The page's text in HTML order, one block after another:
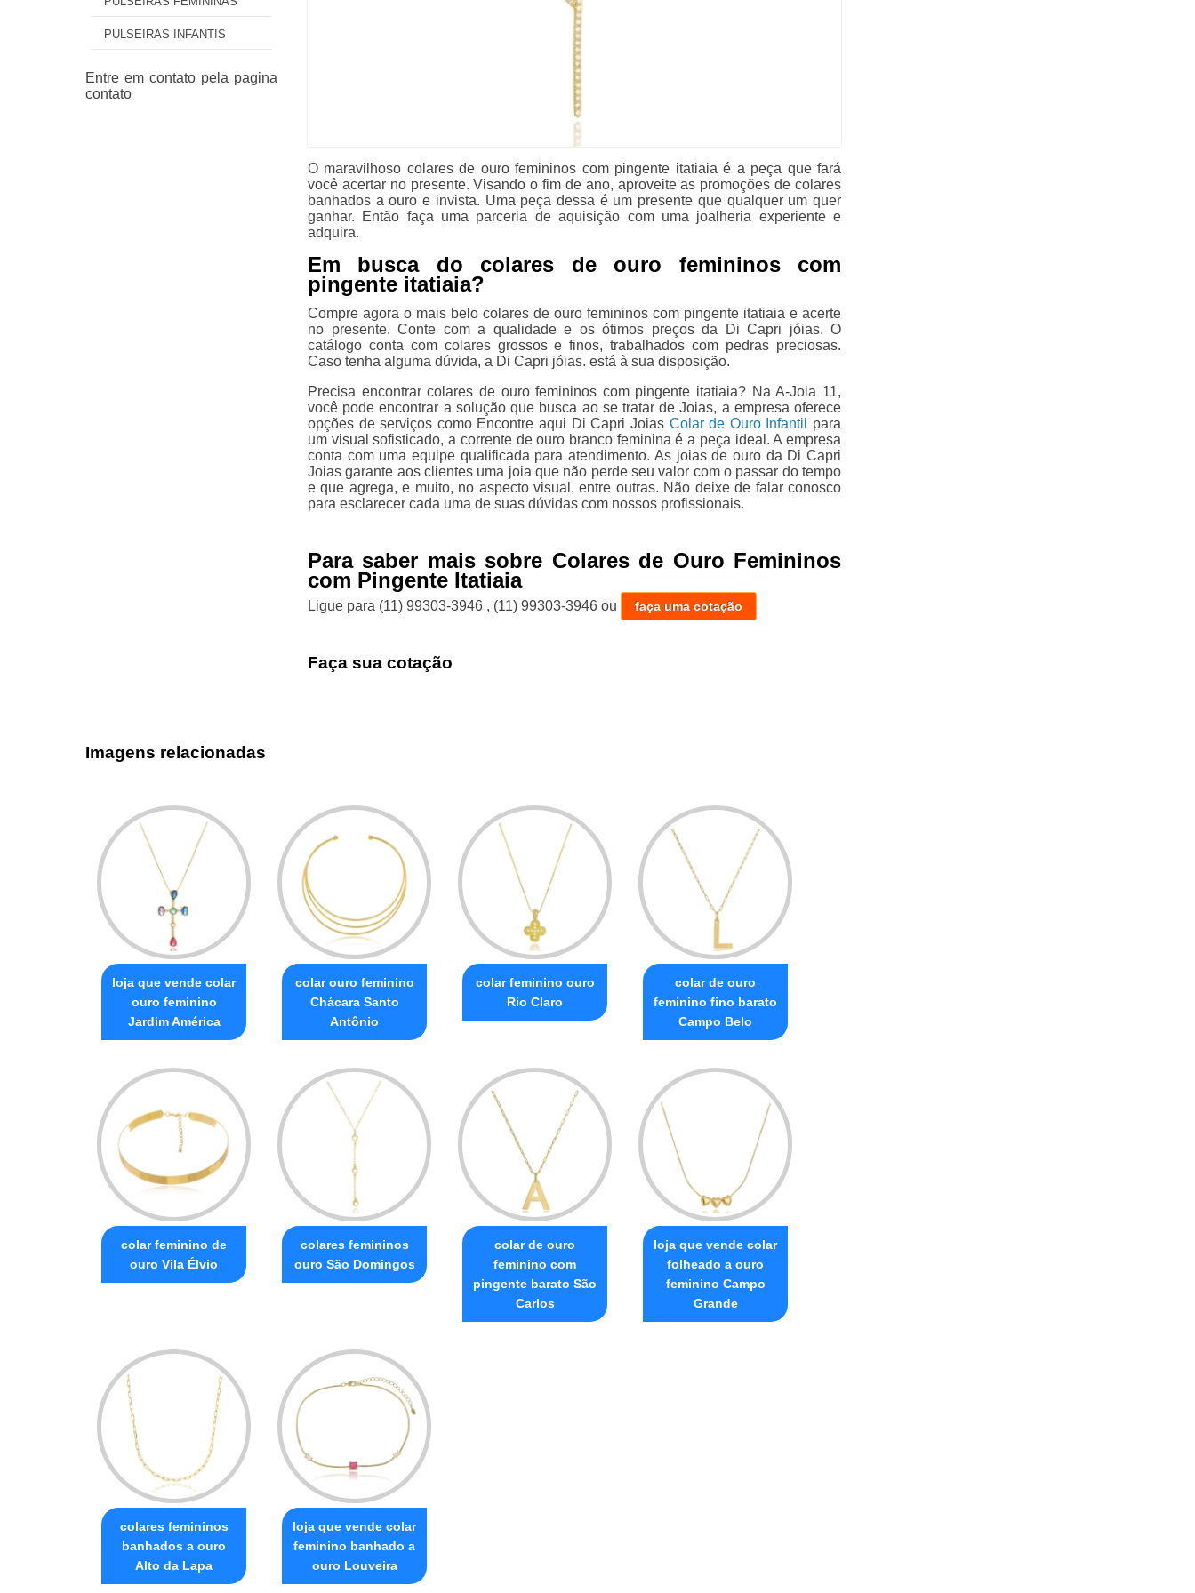
PULSEIRAS INFANTIS
O maravilhoso colares de ouro femininos com pingente itatiaia é a peça que fará
você acertar no presente. Visando o fim de ano, aproveite as promoções de colares
banhados a ouro e invista. Uma peça dessa é um presente que qualquer um quer
ganhar. Então faça uma parceria de aquisição com uma joalheria experiente e
adquira.
Em busca do colares de ouro femininos com
pingente itatiaia?
Compre agora o mais belo colares de ouro femininos com pingente itatiaia e acerte
no presente. Conte com a qualidade e os ótimos preços da Di Capri jóias. O
catálogo conta com colares grossos e finos, trabalhados com pedras preciosas.
Caso tenha alguma dúvida, a Di Capri jóias. está à sua disposição.
Precisa encontrar colares de ouro femininos com pingente itatiaia? Na A-Joia 11,
você pode encontrar a solução que busca ao se tratar de Joias, a empresa oferece
opções de serviços como Encontre aqui Di Capri Joias Colar de Ouro Infantil
para
um visual sofisticado, a corrente de ouro branco feminina é a peça ideal. A empresa
conta com uma equipe qualificada para atendimento. As joias de ouro da Di Capri
Joias garante aos clientes uma joia que não perde seu valor com o passar do tempo
e que agrega, e muito, no aspecto visual, entre outras. Não deixe de falar conosco
para esclarecer cada uma de suas dúvidas com nossos profissionais.
Para saber mais sobre Colares de Ouro Femininos
com Pingente Itatiaia
Ligue para (11) 99303-3946 , (11) 99303-3946 ou faça uma cotação
Faça sua cotação
Imagens relacionadas
loja que vende colar
ouro feminino
Jardim América
colar ouro feminino
Chácara Santo
Antônio
colar feminino ouro
Rio Claro
colar de ouro
feminino fino barato
Campo Belo
colar feminino de
ouro Vila Élvio
colares femininos
ouro São Domingos
colar de ouro
feminino com
pingente barato São
Carlos
loja que vende colar
folheado a ouro
feminino Campo
Grande
colares femininos
banhados a ouro
Alto da Lapa
loja que vende colar
feminino banhado a
ouro Louveira